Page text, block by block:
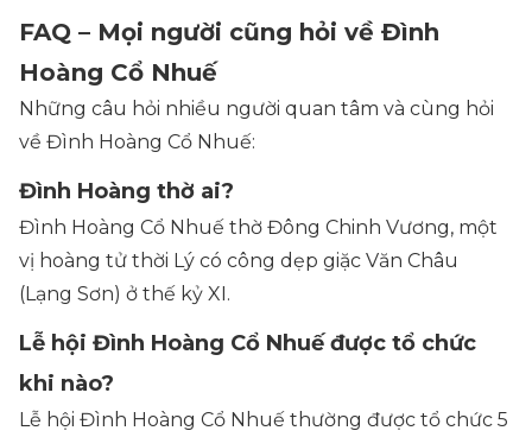
FAQ – Mọi người cũng hỏi về Đình
Hoàng Cổ Nhuế
Những câu hỏi nhiều người quan tâm và cùng hỏi
về Đình Hoàng Cổ Nhuế:
Đình Hoàng thờ ai?
Đình Hoàng Cổ Nhuế thờ Đông Chinh Vương, một
vị hoàng tử thời Lý có công dẹp giặc Văn Châu
(Lạng Sơn) ở thế kỷ XI.
Lễ hội Đình Hoàng Cổ Nhuế được tổ chức
khi nào?
Lễ hội Đình Hoàng Cổ Nhuế thường được tổ chức 5